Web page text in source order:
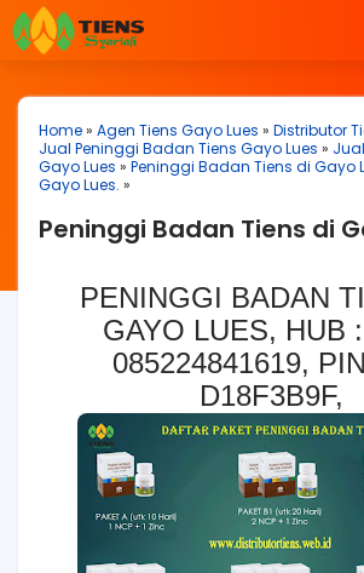
Home» Agen Tiens Gayo Lues » Distributor
Jual Peninggi Badan Tiens Gayo Lues »
Gayo Lues » Peninggi Badan Tiens di Gayo
Gayo Lues. »
Peninggi Badan Tiens di
PENINGGI BADAN
GAYO LUES, HUB
085224841619,
D18F3B9F,